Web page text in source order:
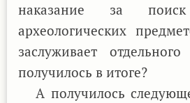
наказание за
археологических
заслуживает
получилось в итоге?
А получилось